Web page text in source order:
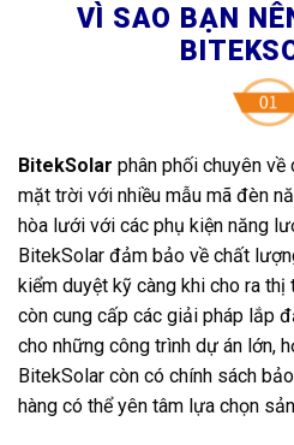
VÌ SAO BẠN
BitekSolar phân phối chuyên
mặt trời với nhiều mẫu mã đèn
hòa lưới với các phụ kiện năng
BitekSolar đảm bảo về chất
kiểm duyệt kỹ càng khi cho ra
còn cung cấp các giải pháp lắp
cho những công trình dự án lớn,
BitekSolar còn có chính sách
hàng có thể yên tâm lựa chọn